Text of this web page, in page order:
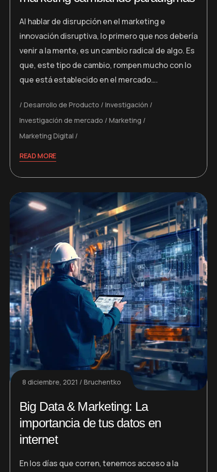
Al hablar de disrupción en el marketing e
innovación disruptiva, lo primero que nos debería
venir a la mente, es un cambio radical de algo. Es
que, este tipo de cambio, rompen mucho con lo
que está establecido en el mercado….
Desarrollo de Producto
Investigación
Investigación de mercado
Marketing
Marketing Digital
READ MORE
8 diciembre, 2021 Bruchentko
Big Data & Marketing: La
importancia de tus datos en
internet
En los días que corren, tenemos acceso a la